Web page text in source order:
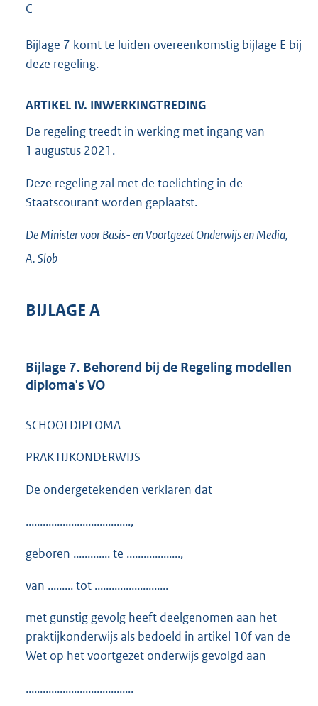
C
Bijlage 7 komt te luiden overeenkomstig bijlage E bij
deze regeling.
ARTIKEL IV. INWERKINGTREDING
De regeling treedt in werking met ingang van
1 augustus 2021.
Deze regeling zal met de toelichting in de
Staatscourant worden geplaatst.
De Minister voor Basis- en Voortgezet Onderwijs en Media,
A.Slob
BIJLAGE A
Bijlage 7. Behorend bij de Regeling modellen
diploma's VO
SCHOOLDIPLOMA
PRAKTIJKONDERWIJS
De ondergetekenden verklaren dat
.....................................,
geboren ............. te ...................,
van ......... tot ..........................
met gunstig gevolg heeft deelgenomen aan het
praktijkonderwijs als bedoeld in artikel 10f van de
Wet op het voortgezet onderwijs gevolgd aan
......................................